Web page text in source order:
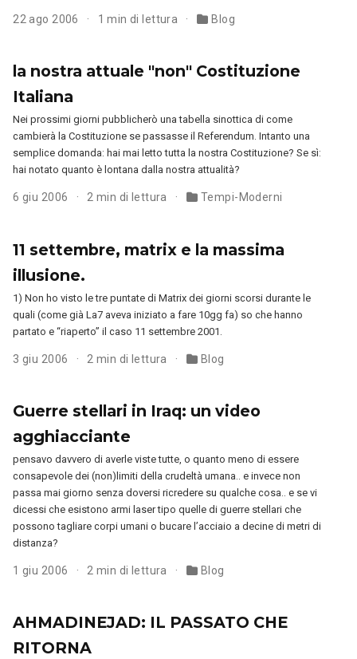
22 ago 2006 1 min di lettura Blog
la nostra attuale "non" Costituzione
Italiana
Nei prossimi giorni pubblicherò una tabella sinottica di come
cambierà la Costituzione se passasse il Referendum. Intanto una
semplice domanda: hai mai letto tutta la nostra Costituzione? Se sì:
hai notato quanto è lontana dalla nostra attualità?
6 giu 2006 2 min di lettura Tempi-Moderni
11 settembre, matrix e la massima
illusione.
1) Non ho visto le tre puntate di Matrix dei giorni scorsi durante le
quali (come già La7 aveva iniziato a fare 10gg fa) so che hanno
partato e “riaperto” il caso 11 settembre 2001.
3 giu 2006 2 min di lettura Blog
Guerre stellari in Iraq: un video
agghiacciante
pensavo davvero di averle viste tutte, o quanto meno di essere
consapevole dei (non)limiti della crudeltà umana.. e invece non
passa mai giorno senza doversi ricredere su qualche cosa.. e se vi
dicessi che esistono armi laser tipo quelle di guerre stellari che
possono tagliare corpi umani o bucare l’acciaio a decine di metri di
distanza?
1 giu 2006 2 min di lettura Blog
AHMADINEJAD: IL PASSATO CHE
RITORNA